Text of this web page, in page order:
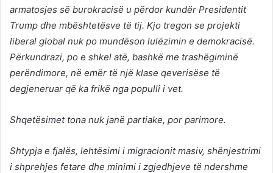
armatosjes së burokracisë u përdor kundër Presidentit
Trump dhe mbështetësve të tij. Kjo tregon se projekti
liberal global nuk po mundëson lulëzimin e demokracisë.
Përkundrazi, po e shkel atë, bashkë me trashëgiminë
perëndimore, në emër të një klase qeverisëse të
degjeneruar që ka frikë nga populli i vet.
Shqetësimet tona nuk janë partiake, por parimore.
Shtypja e fjalës, lehtësimi i migracionit masiv, shënjestrimi
i shprehjes fetare dhe minimi i zgjedhjeve të ndershme